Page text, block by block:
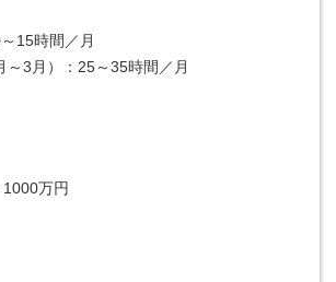
15時間／月
～3月）：25～35時間／月
万円